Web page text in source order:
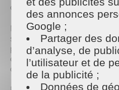
ouvrir les portes d'un
Nous avons également
similaire aux Restos du
pour tendre une main
ont le plus besoin en leur
durable.
des annonces
Google ;
Partager des
d’analyse, de
l’utilisateur et de
de la publicité ;
Données de